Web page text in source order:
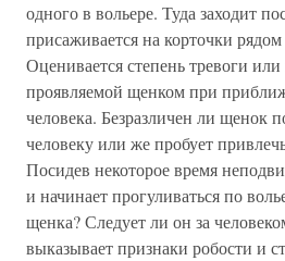
одного в вольере. Туда заходит
присаживается на корточки
Оценивается степень тревоги
проявляемой щенком при
человека. Безразличен ли щенок
человеку или же пробует
Посидев некоторое время
и начинает прогуливаться по
щенка? Следует ли он за
выказывает признаки робости и